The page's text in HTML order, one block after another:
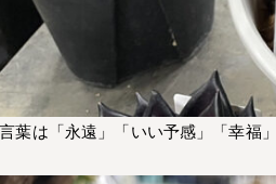
葉は「永遠」「いい予感」「幸福